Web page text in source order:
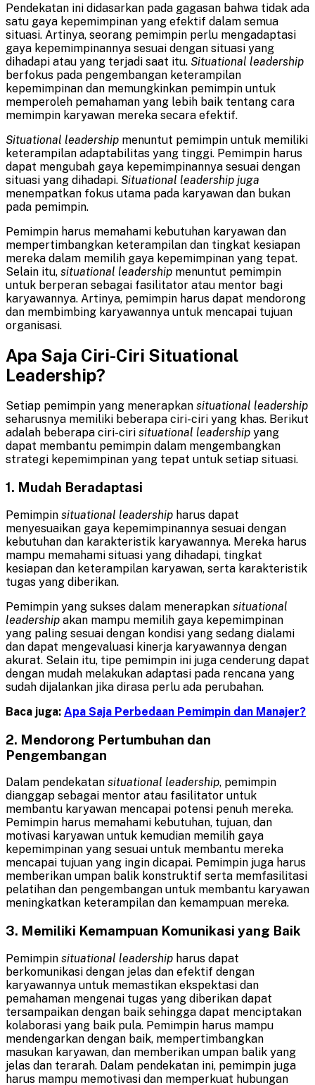
Pendekatan ini didasarkan pada gagasan bahwa tidak ada
satu gaya kepemimpinan yang efektif dalam semua
situasi. Artinya, seorang pemimpin perlu mengadaptasi
gaya kepemimpinannya sesuai dengan situasi yang
dihadapi atau yang terjadi saat itu. Situational leadership
berfokus pada pengembangan keterampilan
kepemimpinan dan memungkinkan pemimpin untuk
memperoleh pemahaman yang lebih baik tentang cara
memimpin karyawan mereka secara efektif.
Situational leadership menuntut pemimpin untuk memiliki
keterampilan adaptabilitas yang tinggi. Pemimpin harus
dapat mengubah gaya kepemimpinannya sesuai dengan
situasi yang dihadapi. Situational leadership juga
menempatkan fokus utama pada karyawan dan bukan
pada pemimpin.
Pemimpin harus memahami kebutuhan karyawan dan
mempertimbangkan keterampilan dan tingkat kesiapan
mereka dalam memilih gaya kepemimpinan yang tepat.
Selain itu, situational leadership menuntut pemimpin
untuk berperan sebagai fasilitator atau mentor bagi
karyawannya. Artinya, pemimpin harus dapat mendorong
dan membimbing karyawannya untuk mencapai tujuan
organisasi.
Apa Saja Ciri-Ciri Situational
Leadership?
Setiap pemimpin yang menerapkan situational leadership
seharusnya memiliki beberapa ciri-ciri yang khas. Berikut
adalah beberapa ciri-ciri situational leadership yang
dapat membantu pemimpin dalam mengembangkan
strategi kepemimpinan yang tepat untuk setiap situasi.
1. Mudah Beradaptasi
Pemimpin situational leadership harus dapat
menyesuaikan gaya kepemimpinannya sesuai dengan
kebutuhan dan karakteristik karyawannya. Mereka harus
mampu memahami situasi yang dihadapi, tingkat
kesiapan dan keterampilan karyawan, serta karakteristik
tugas yang diberikan.
Pemimpin yang sukses dalam menerapkan situational
leadership akan mampu memilih gaya kepemimpinan
yang paling sesuai dengan kondisi yang sedang dialami
dan dapat mengevaluasi kinerja karyawannya dengan
akurat. Selain itu, tipe pemimpin ini juga cenderung dapat
dengan mudah melakukan adaptasi pada rencana yang
sudah dijalankan jika dirasa perlu ada perubahan.
Baca juga: Apa Saja Perbedaan Pemimpin dan Manajer?
2. Mendorong Pertumbuhan dan
Pengembangan
Dalam pendekatan situational leadership, pemimpin
dianggap sebagai mentor atau fasilitator untuk
membantu karyawan mencapai potensi penuh mereka.
Pemimpin harus memahami kebutuhan, tujuan, dan
motivasi karyawan untuk kemudian memilih gaya
kepemimpinan yang sesuai untuk membantu mereka
mencapai tujuan yang ingin dicapai. Pemimpin juga harus
memberikan umpan balik konstruktif serta memfasilitasi
pelatihan dan pengembangan untuk membantu karyawan
meningkatkan keterampilan dan kemampuan mereka.
3. Memiliki Kemampuan Komunikasi yang Baik
Pemimpin situational leadership harus dapat
berkomunikasi dengan jelas dan efektif dengan
karyawannya untuk memastikan ekspektasi dan
pemahaman mengenai tugas yang diberikan dapat
tersampaikan dengan baik sehingga dapat menciptakan
kolaborasi yang baik pula. Pemimpin harus mampu
mendengarkan dengan baik, mempertimbangkan
masukan karyawan, dan memberikan umpan balik yang
jelas dan terarah. Dalam pendekatan ini, pemimpin juga
harus mampu memotivasi dan memperkuat hubungan